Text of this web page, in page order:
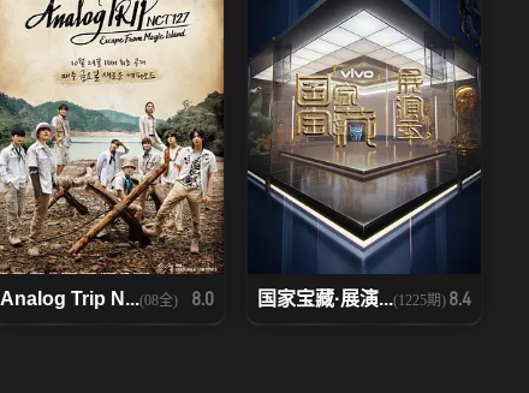
Analog Trip N...(08全) 8.0 国家宝藏·展演...(1225期) 8.4